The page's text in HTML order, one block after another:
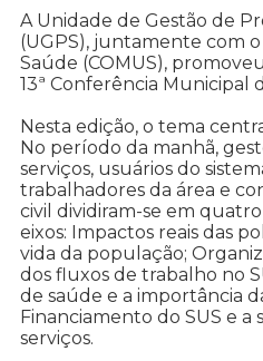
A Unidade de Gestão de
(UGPS), juntamente com
Saúde (COMUS),
13ª Conferência Municipal
Nesta edição, o tema
No período da manhã,
serviços, usuários do
trabalhadores da área e
civil dividiram-se em
eixos: Impactos reais das
vida da população;
dos fluxos de trabalho no
de saúde e a importância
Financiamento do SUS e a
serviços.